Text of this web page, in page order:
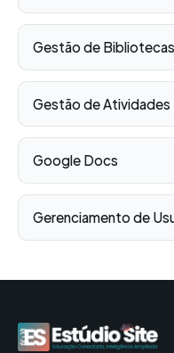
Gestão de
Gestão de Atividades
Google Docs
Gerenciamento de